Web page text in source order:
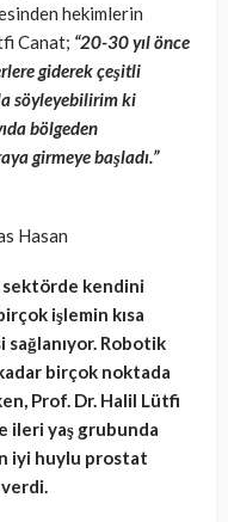
hekimlerin
Canat; “20-30 yıl önce
giderek çeşitli
söyleyebilirim ki
bölgeden
girmeye başladı.”
Hasan
sektörde kendini
işlemin kısa
Robotik
birçok noktada
Prof. Dr. Halil Lütfi
ileri yaş grubunda
iyi huylu prostat